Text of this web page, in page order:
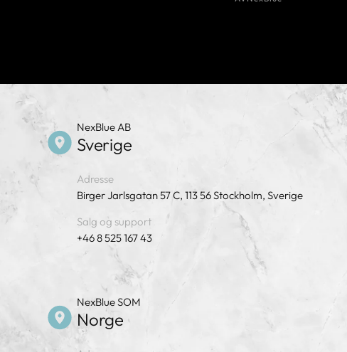
NexBlue AB
Sverige
Adresse
Birger Jarlsgatan 57 C, 113 56 Stockholm, Sverige
Salg og support
+46 8 525 167 43
NexBlue SOM
Norge